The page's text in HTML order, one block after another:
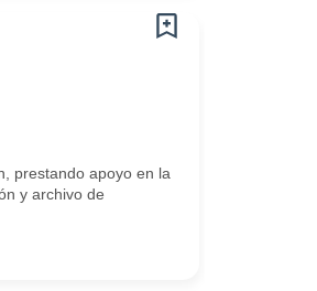
prestando apoyo en la
y archivo de